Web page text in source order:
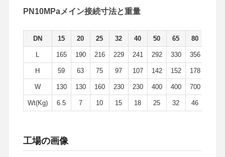
PN10MPaメイン接続寸法と重量
DN 15 20 25 32 40 50 65 80
L 165 190 216 229 241 292 330 356
H 59 63 75 97 107 142 152 178
W 130 130 160 230 230 400 400 700
Wt(Kg) 6.5 7 10 15 18 25 32 46
工場の画像